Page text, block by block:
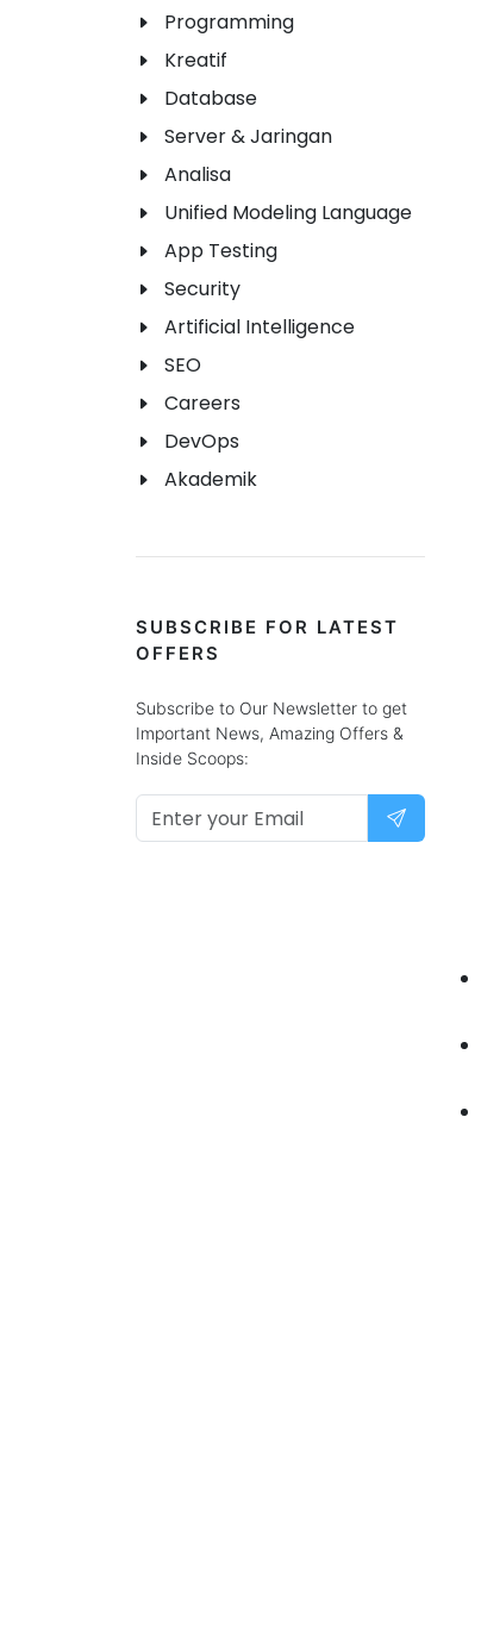
Programming
Kreatif
Database
Server & Jaringan
Analisa
Unified Modeling Language
App Testing
Security
Artificial Intelligence
SEO
Careers
DevOps
Akademik
SUBSCRIBE FOR LATEST
OFFERS
Subscribe to Our Newsletter to get
Important News, Amazing Offers &
Inside Scoops: